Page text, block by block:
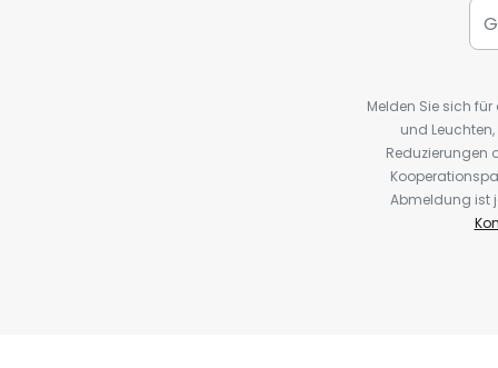
Melden Sie sich
und
Reduzierungen
Abmeldung ist